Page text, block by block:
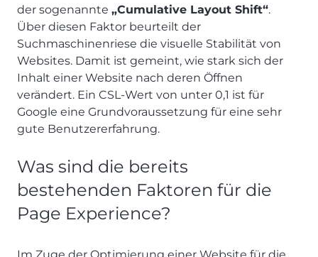
der sogenannte „Cumulative Layout Shift“.
Über diesen Faktor beurteilt der
Suchmaschinenriese die visuelle Stabilität von
Websites. Damit ist gemeint, wie stark sich der
Inhalt einer Website nach deren Öffnen
verändert. Ein CSL-Wert von unter 0,1 ist für
Google eine Grundvoraussetzung für eine sehr
gute Benutzererfahrung.
Was sind die bereits
bestehenden Faktoren für die
Page Experience?
Im Zuge der Optimierung einer Website für die